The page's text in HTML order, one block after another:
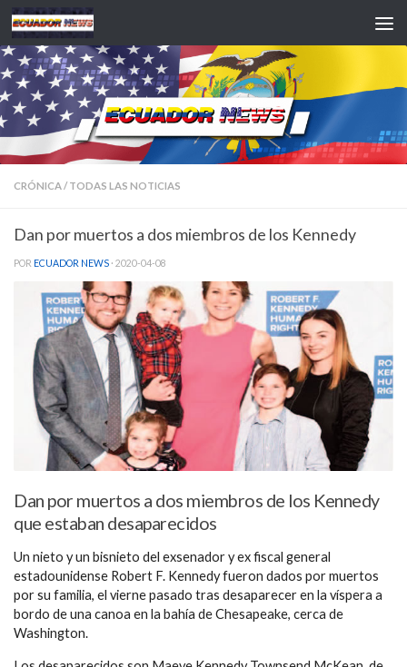
Saltar al contenido
CRÓNICA/ TODAS LAS NOTICIAS
Dan por muertos a dos miembros de los Kennedy
POR ECUADOR NEWS · 2020-04-08
Dan por muertos a dos miembros de los Kennedy
que estaban desaparecidos
Un nieto y un bisnieto del exsenador y ex fiscal general
estadounidense Robert F. Kennedy fueron dados por muertos
por su familia, el vierne pasado tras desaparecer en la víspera a
bordo de una canoa en la bahía de Chesapeake, cerca de
Washington.